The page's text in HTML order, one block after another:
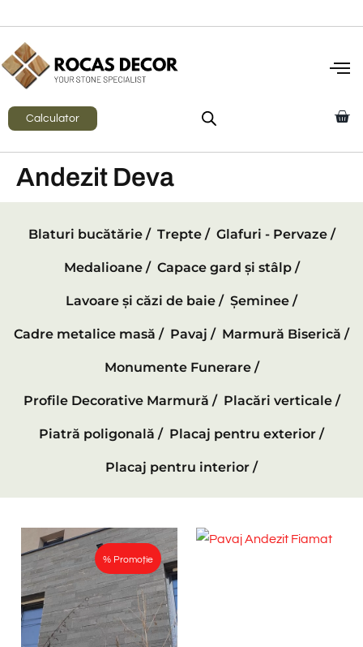
Calculator
Andezit Deva
Blaturi bucătărie / Trepte / Glafuri - Pervaze /
Medalioane / Capace gard și stâlp /
Lavoare și căzi de baie / Șeminee /
Cadre metalice masă / Pavaj / Marmură Biserică /
Monumente Funerare /
Profile Decorative Marmură / Placări verticale /
Piatră poligonală / Placaj pentru exterior /
Placaj pentru interior /
% Promoție